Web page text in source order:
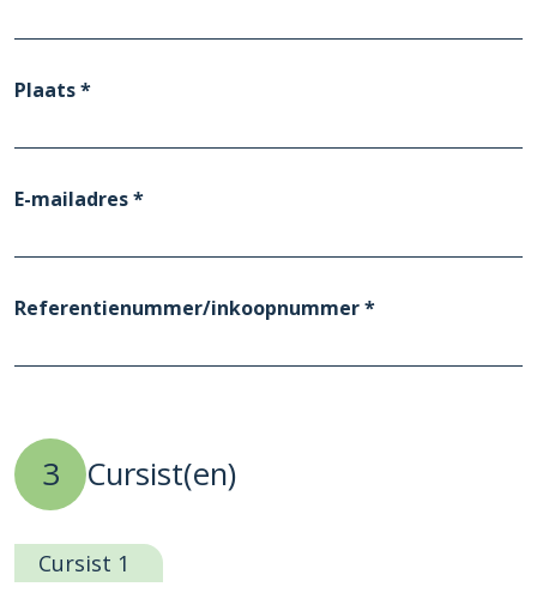
Plaats *
E-mailadres *
Referentienummer/inkoopnummer *
3 Cursist(en)
Cursist 1